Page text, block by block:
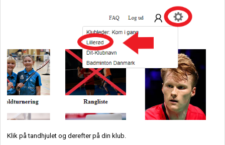
Klik på tandhjulet og derefter på din klub.